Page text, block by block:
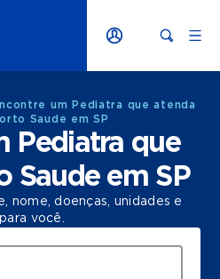
um Pediatra que atenda
Saude em SP
Pediatra que
Saude em SP
nome, doenças, unidades e
você.